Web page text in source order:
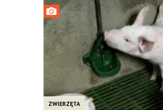
ZWIERZĘTA